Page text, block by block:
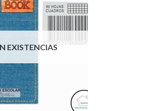
EXISTENCIAS